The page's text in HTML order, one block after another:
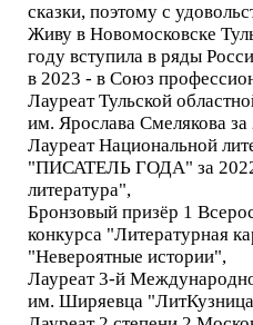
сказки, поэтому с
Живу в Новомосковске
году вступила в ряды
в 2023 - в Союз
Лауреат Тульской
им. Ярослава Смелякова за
Лауреат Национальной
"ПИСАТЕЛЬ ГОДА" за 2022
литература",
Бронзовый призёр 1
конкурса "Литературная
"Невероятные истории",
Лауреат 3-й
им. Ширяевца